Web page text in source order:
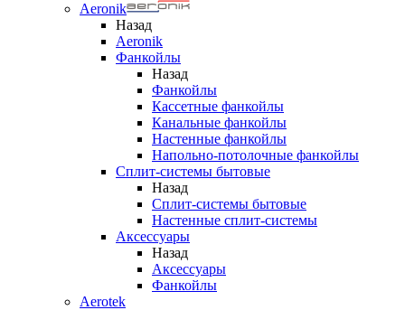
Aeronik
Назад
Aeronik
Фанкойлы
Назад
Фанкойлы
Кассетные фанкойлы
Канальные фанкойлы
Настенные фанкойлы
Напольно-потолочные фанкойлы
Сплит-системы бытовые
Назад
Сплит-системы бытовые
Настенные сплит-системы
Аксессуары
Назад
Аксессуары
Фанкойлы
Aerotek